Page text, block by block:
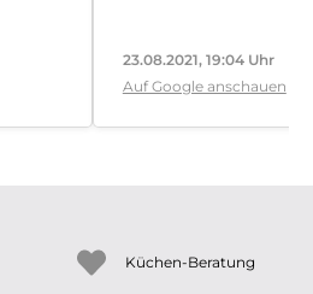
23.08.2021, 19:04 Uhr
Auf Google anschauen
Küchen-Beratung